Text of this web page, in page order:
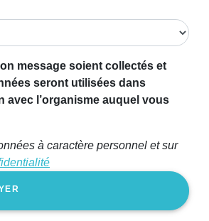
message soient collectés et
seront utilisées dans
avec l’organisme auquel vous
à caractère personnel et sur